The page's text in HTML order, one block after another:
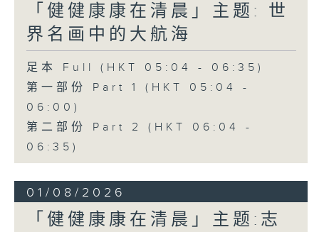
「健健康康在清晨」主题: 世
界名画中的大航海
足本 Full (HKT 05:04 - 06:35)
第一部份 Part 1 (HKT 05:04 -
06:00)
第二部份 Part 2 (HKT 06:04 -
06:35)
01/08/2026
「健健康康在清晨」主题:志